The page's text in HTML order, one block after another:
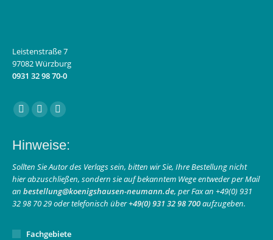
Leistenstraße 7
97082 Würzburg
0931 32 98 70-0
Finden Sie uns auf:
Facebook
opens
in
new
window
Instagram
opens
in
new
window
E-
page
opens
in
new
window
Hinweise:
Sollten Sie Autor des Verlags sein, bitten wir Sie, Ihre Bestellung nicht
hier abzuschließen, sondern sie auf bekanntem Wege entweder per Mail
an bestellung@koenigshausen-neumann.de, per Fax an +49(0) 931
32 98 70 29 oder telefonisch über+49(0) 931 32 98 700aufzugeben.
Fachgebiete